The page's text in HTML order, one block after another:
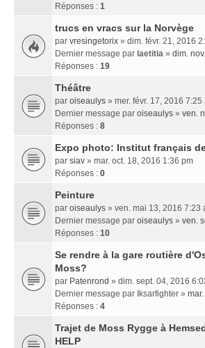
Réponses : 1
trucs en vracs sur la Norvège
par vresingetorix » dim. févr. 21, 2016
Dernier message par laetitia » dim.
Réponses : 19
Théâtre
par oiseaulys » mer. févr. 17, 2016 7:25
Dernier message par oiseaulys » ven.
Réponses : 8
Expo photo: Institut français
par siav » mar. oct. 18, 2016 1:36 pm
Réponses : 0
Peinture
par oiseaulys » ven. mai 13, 2016 7:23
Dernier message par oiseaulys » ven.
Réponses : 10
Se rendre à la gare routière
Moss?
par Patenrond » dim. sept. 04, 2016
Dernier message par Iksarfighter »
Réponses : 4
Trajet de Moss Rygge à
HELP